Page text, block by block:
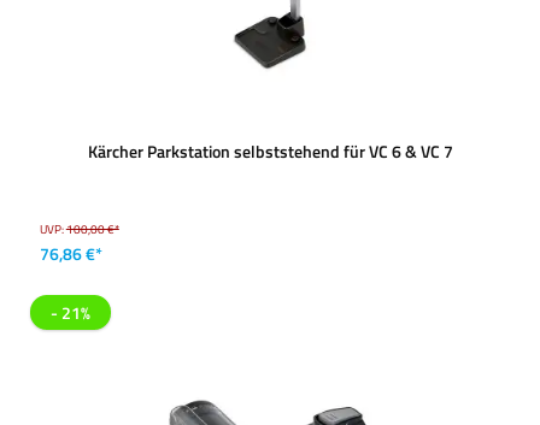
Kärcher Parkstation selbststehend für VC 6 & VC 7
UVP:100,00 €*
76,86 €*
- 21%